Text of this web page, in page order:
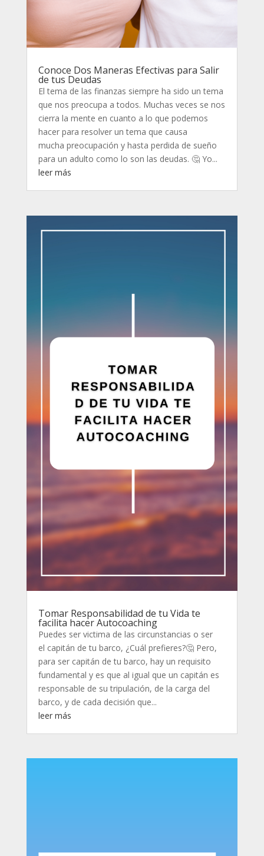
Conoce Dos Maneras Efectivas para Salir
de tus Deudas
El tema de las finanzas siempre ha sido un tema
que nos preocupa a todos. Muchas veces se nos
cierra la mente en cuanto a lo que podemos
hacer para resolver un tema que causa
mucha preocupación y hasta perdida de sueño
para un adulto como lo son las deudas. 🤔 Yo...
leer más
Tomar Responsabilidad de tu Vida te
facilita hacer Autocoaching
Puedes ser victima de las circunstancias o ser
el capitán de tu barco, ¿Cuál prefieres?🤔 Pero,
para ser capitán de tu barco, hay un requisito
fundamental y es que al igual que un capitán es
responsable de su tripulación, de la carga del
barco, y de cada decisión que...
leer más